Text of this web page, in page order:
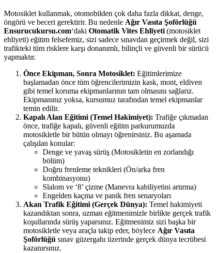
Motosiklet kullanmak, otomobilden çok daha fazla dikkat, denge,
öngörü ve beceri gerektirir. Bu nedenle Ağır Vasıta Şoförlüğü
Ensurucukursu.com‘daki Otomatik Vites Ehliyeti (motosiklet
ehliyeti) eğitim felsefemiz, sizi sadece sınavdan geçirmek değil, sizi
trafikteki tüm risklere karşı donanımlı, bilinçli ve güvenli bir sürücü
yapmaktır.
Önce Ekipman, Sonra Motosiklet: Eğitimlerimize
başlamadan önce tüm öğrencilerimizin kask, mont, eldiven
gibi temel koruma ekipmanlarının tam olmasını sağlarız.
Ekipmanınız yoksa, kursumuz tarafından temel ekipmanlar
temin edilir.
Kapalı Alan Eğitimi (Temel Hakimiyet): Trafiğe çıkmadan
önce, trafiğe kapalı, güvenli eğitim parkurumuzda
motosikletle bir bütün olmayı öğrenirsiniz. Bu aşamada
çalışılan konular:
Denge ve yavaş sürüş (Motosikletin en zorlandığı
bölüm)
Doğru frenleme teknikleri (Ön/arka fren
kombinasyonu)
Slalom ve ‘8’ çizme (Manevra kabiliyetini artırma)
Engelden kaçma ve panik fren senaryoları
Akan Trafik Eğitimi (Gerçek Dünya): Temel hakimiyeti
kazandıktan sonra, uzman eğitmenimizle birlikte gerçek trafik
koşullarında sürüş yaparsınız. Eğitmenimiz sizi başka bir
motosikletle veya araçla takip eder, böylece Ağır Vasıta
Şoförlüğü sınav güzergahı üzerinde gerçek dünya tecrübesi
kazanırsınız.